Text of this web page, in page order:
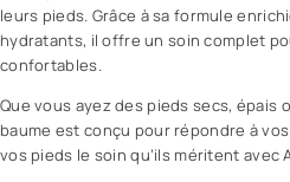
leurs pieds. Grâce à sa formule
hydratants, il offre un soin complet
confortables.
Que vous ayez des pieds secs, épais
baume est conçu pour répondre à
vos pieds le soin qu’ils méritent avec